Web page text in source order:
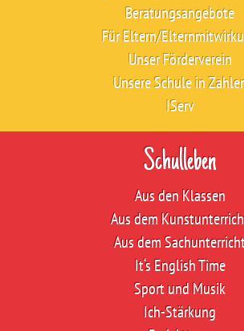
Beratungsangebote
Für Eltern/
Unser Förderverein
Unsere Schule in
IServ
Schulleben
Aus den Klassen
Aus dem
Aus dem
It‘s English Time
Sport und Musik
Ich-Stärkung